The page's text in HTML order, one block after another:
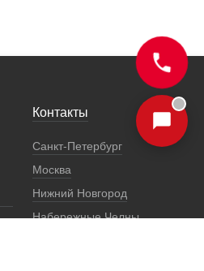
Контакты
Санкт-Петербург
Москва
Нижний Новгород
Набережные Челны